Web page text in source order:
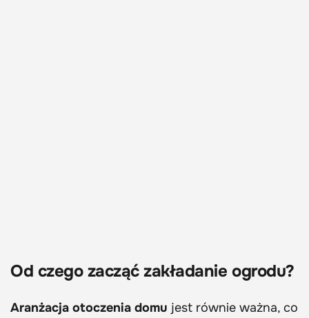
Od czego zacząć zakładanie ogrodu?
Aranżacja otoczenia domu jest równie ważna, co